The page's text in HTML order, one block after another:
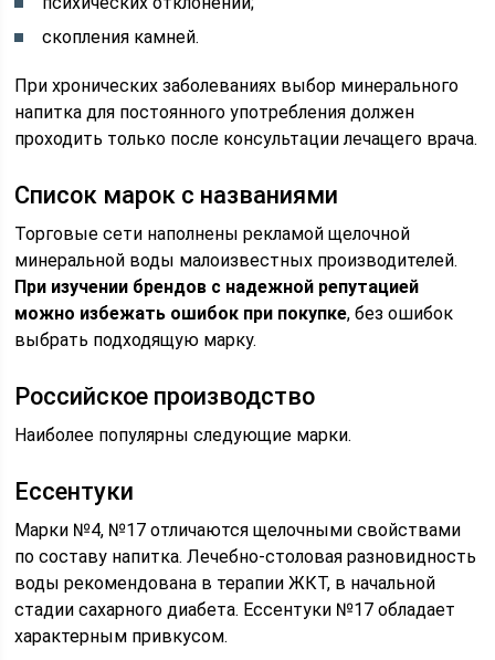
скопления камней.
При хронических заболеваниях выбор минерального
напитка для постоянного употребления должен
проходить только после консультации лечащего врача.
Список марок с названиями
Торговые сети наполнены рекламой щелочной
минеральной воды малоизвестных производителей.
При изучении брендов с надежной репутацией
можно избежать ошибок при покупке, без ошибок
выбрать подходящую марку.
Российское производство
Наиболее популярны следующие марки.
Ессентуки
Марки №4, №17 отличаются щелочными свойствами
по составу напитка. Лечебно-столовая разновидность
воды рекомендована в терапии ЖКТ, в начальной
стадии сахарного диабета. Ессентуки №17 обладает
характерным привкусом.